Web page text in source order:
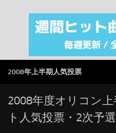
注目カテゴリ
オリジナルiTunes週間トッ
RSS
LINKS
2008年上半期人気投票
2008年度オリコン
ト人気投票・2次予選